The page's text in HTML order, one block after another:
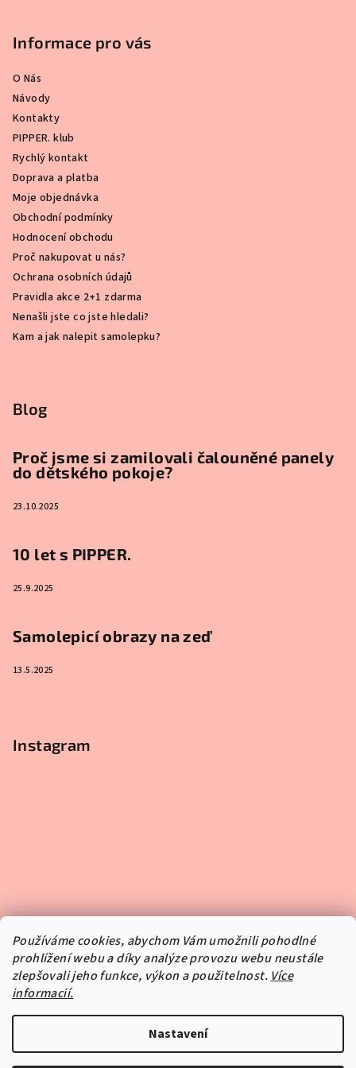
Používáme cookies, abychom Vám umožnili pohodlné
prohlížení webu a díky analýze provozu webu neustále
zlepšovali jeho funkce, výkon a použitelnost. Více
informacií.
Nastavení
Informace pro vás
O Nás
Návody
Kontakty
PIPPER. klub
Rychlý kontakt
Doprava a platba
Moje objednávka
Obchodní podmínky
Hodnocení obchodu
Proč nakupovat u nás?
Ochrana osobních údajů
Pravidla akce 2+1 zdarma
Nenašli jste co jste hledali?
Kam a jak nalepit samolepku?
Blog
Proč jsme si zamilovali čalouněné panely
do dětského pokoje?
23.10.2025
10 let s PIPPER.
25.9.2025
Samolepicí obrazy na zeď
13.5.2025
Instagram
Sledovat na Instagramu